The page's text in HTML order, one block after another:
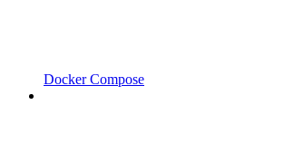
Docker Compose